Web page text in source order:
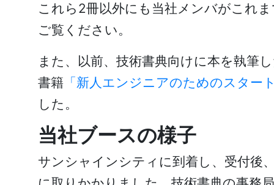
これら2冊以外にも当社メンバがこれ
ご覧ください。
また、以前、技術書典向けに本を執筆
書籍 「新人エンジニアのためのスター
した。
当社ブースの様子
サンシャインシティに到着し、受付後